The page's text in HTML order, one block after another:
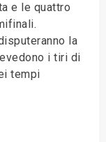
e le quattro
la
i tiri di
tempi